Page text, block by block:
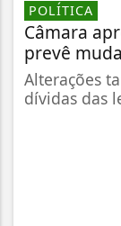
POLÍTICA
Câmara
prevê
Alterações
dívidas das